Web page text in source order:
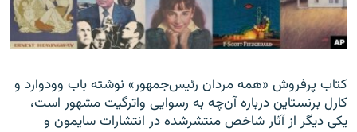
کتاب پرفروش «همه مردان رئیس‌جمهور» نوشته باب وودوارد و
کارل برنستاین درباره آن‌چه به رسوایی واترگیت مشهور است،
یکی دیگر از آثار شاخص منتشرشده در انتشارات سایمون و